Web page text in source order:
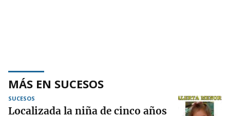
MÁS EN SUCESOS
SUCESOS
Localizada la niña de cinco años